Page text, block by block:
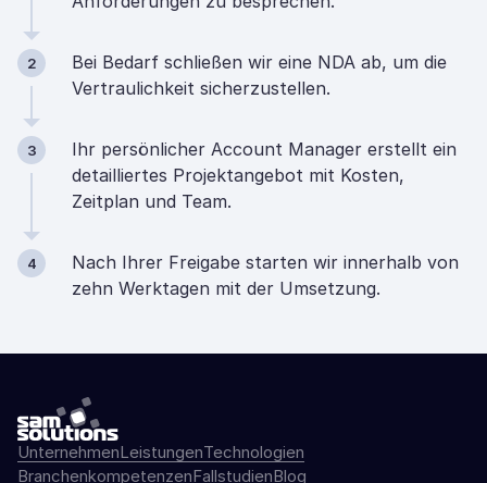
2
Bei Bedarf schließen wir eine NDA ab, um die
Vertraulichkeit sicherzustellen.
3
Ihr persönlicher Account Manager erstellt ein
detailliertes Projektangebot mit Kosten,
Zeitplan und Team.
4
Nach Ihrer Freigabe starten wir innerhalb von
zehn Werktagen mit der Umsetzung.
UnternehmenLeistungenTechnologien
BranchenkompetenzenFallstudienBlog